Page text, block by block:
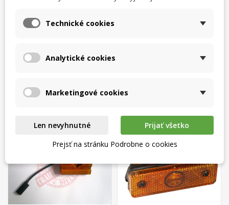
Bočné obrysové svetlo
Bočné obrysové svetlo,
add_circle_outline Vytvoriť nový zoznam
((modalTitle)) ×
Zrušiť Vytvoriť zoznam želaní
Technické cookies
Analytické cookies
Marketingové cookies
Len nevyhnutné
Prijať všetko
Prejsť na stránku Podrobne o cookies